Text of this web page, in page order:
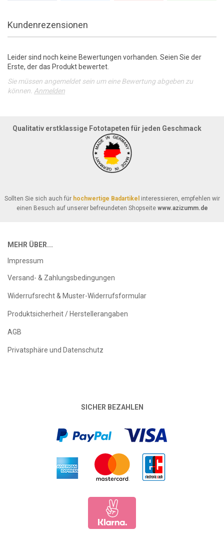
Kundenrezensionen
Leider sind noch keine Bewertungen vorhanden. Seien Sie der
Erste, der das Produkt bewertet.
Sie müssen angemeldet sein um eine Bewertung abgeben zu
können. Anmelden
Qualitativ erstklassige Fototapeten für jeden Geschmack
Sollten Sie sich auch für hochwertige Badartikel interessieren, empfehlen wir
einen Besuch auf unserer befreundeten Shopseite www.azizumm.de
MEHR ÜBER...
Impressum
Versand- & Zahlungsbedingungen
Widerrufsrecht & Muster-Widerrufsformular
Produktsicherheit / Herstellerangaben
AGB
Privatsphäre und Datenschutz
SICHER BEZAHLEN